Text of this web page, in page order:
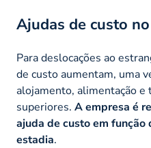
Ajudas de custo
Para deslocações ao
de custo aumentam, uma
alojamento, alimentação
superiores. A empresa é
ajuda de custo em função
estadia.